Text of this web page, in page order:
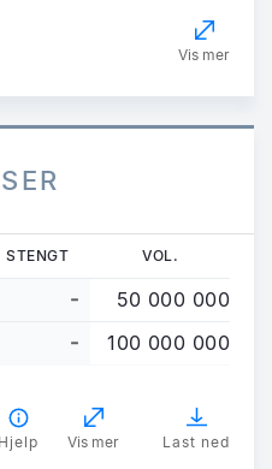
Vis mer
STENGT VOL.
-
50 000 000
- 100 000 000
Hjelp Vis mer Last ned